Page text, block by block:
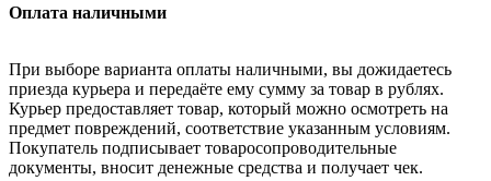
Оплата наличными
При выборе варианта оплаты наличными, вы дожидаетесь
приезда курьера и передаёте ему сумму за товар в рублях.
Курьер предоставляет товар, который можно осмотреть на
предмет повреждений, соответствие указанным условиям.
Покупатель подписывает товаросопроводительные
документы, вносит денежные средства и получает чек.